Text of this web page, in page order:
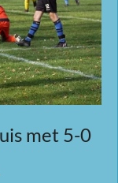
met 5-0